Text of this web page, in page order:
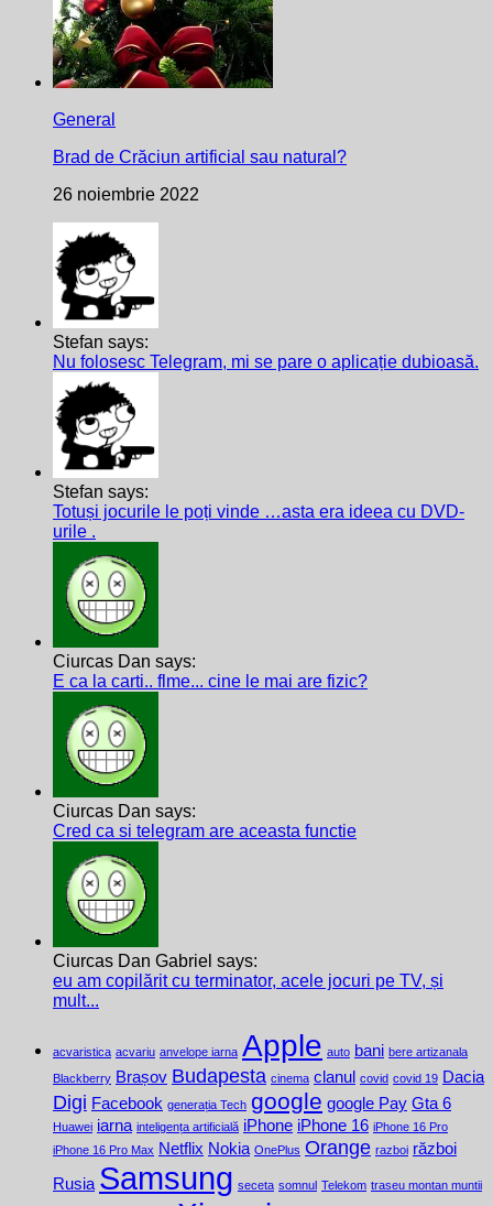
General
Brad de Crăciun artificial sau natural?
26 noiembrie 2022
Stefan says:
Nu folosesc Telegram, mi se pare o aplicație dubioasă.
Stefan says:
Totuși jocurile le poți vinde …asta era ideea cu DVD-
urile .
Ciurcas Dan says:
E ca la carti.. flme... cine le mai are fizic?
Ciurcas Dan says:
Cred ca si telegram are aceasta functie
Ciurcas Dan Gabriel says:
eu am copilărit cu terminator, acele jocuri pe TV, și
mult...
acvaristica acvariu anvelope iarna Apple auto bani bere artizanala
Blackberry Brașov Budapesta cinema clanul covid covid 19 Dacia
Digi Facebook generația Tech google google Pay Gta 6
Huawei iarna inteligența artificială iPhone iPhone 16 iPhone 16 Pro
iPhone 16 Pro Max Netflix Nokia OnePlus Orange razboi război
Rusia Samsung seceta somnul Telekom traseu montan muntii